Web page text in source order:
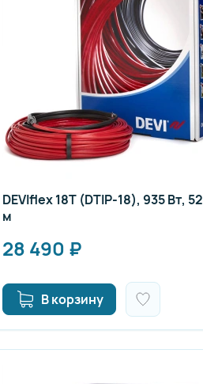
DEVIflex 18T (DTIP-18), 935 Вт, 52
м
28 490 ₽
В корзину